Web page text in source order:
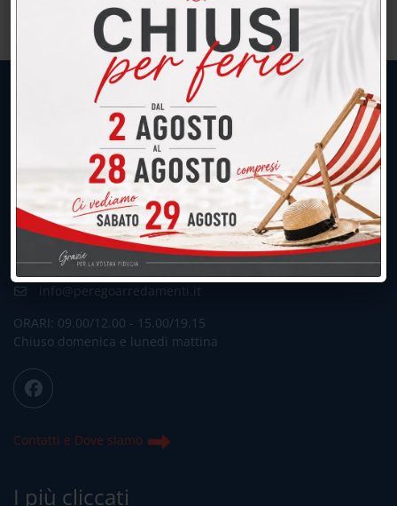
UNICA SEDE: CALCO (Lecco)
039.677.2778
039.677.2778
info@peregoarredamenti.it
ORARI: 09.00/12.00 - 15.00/19.15
Chiuso domenica e lunedì mattina
Contatti e Dove siamo
I più cliccati